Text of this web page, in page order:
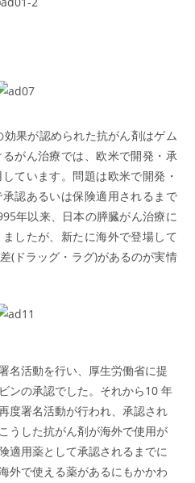
果が認められた抗がん剤はゲム
がん治療では、欧米で開発・承
ています。問題は欧米で開発・
認あるいは保険適用されるまで
年以来、日本の膵臓がん治療に
したが、新たに海外で登場して
(ドラッグ・ラグ)があるのが実情
名活動を行い、厚生労働省に提
ンの承認でした。それから10 年
度署名活動が行われ、承認され
うした抗がん剤が海外で使用が
適用薬として承認されるまでに
外で使える薬があるにもかかわ